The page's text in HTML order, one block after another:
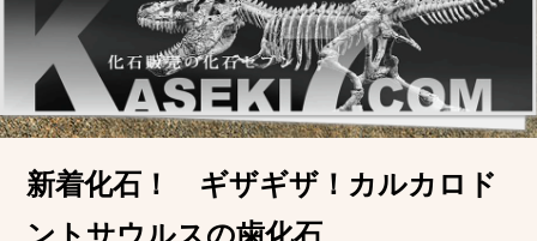
新着化石！ ギザギザ！カルカロド
ントサウルスの歯化石